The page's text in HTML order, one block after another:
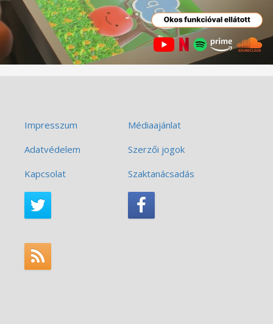
Impresszum
Médiaajánlat
Adatvédelem
Szerzői jogok
Kapcsolat
Szaktanácsadás